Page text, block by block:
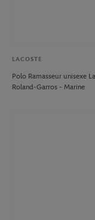
LACOSTE
Polo Ramasseur unisexe
Roland-Garros - Marine